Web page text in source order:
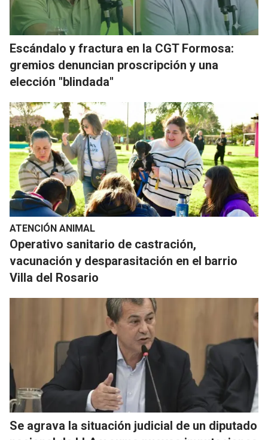
Escándalo y fractura en la CGT Formosa:
gremios denuncian proscripción y una
elección "blindada"
ATENCIÓN ANIMAL
Operativo sanitario de castración,
vacunación y desparasitación en el barrio
Villa del Rosario
Se agrava la situación judicial de un diputado